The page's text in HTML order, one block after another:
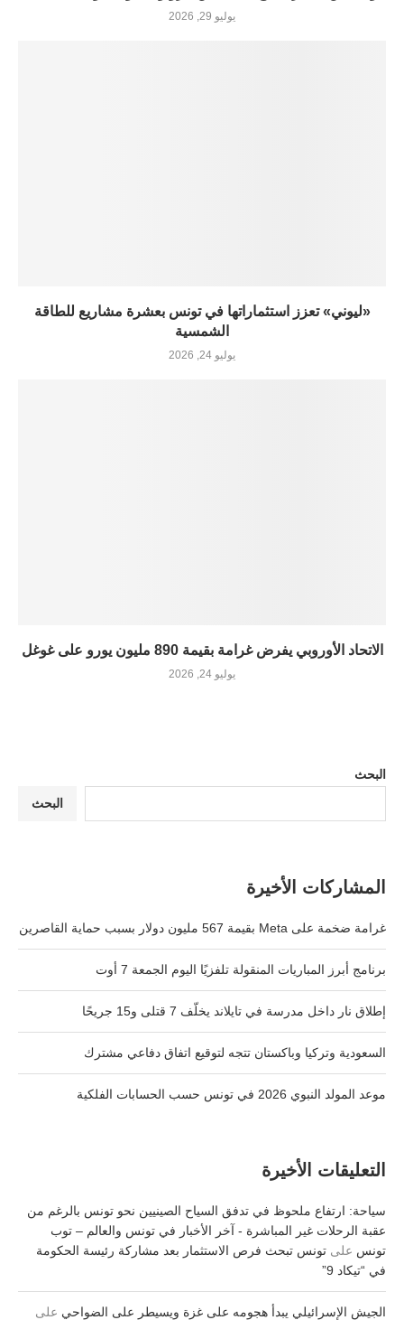
يوليو 29, 2026
«ليوني» تعزز استثماراتها في تونس بعشرة مشاريع للطاقة
الشمسية
يوليو 24, 2026
الاتحاد الأوروبي يفرض غرامة بقيمة 890 مليون يورو على غوغل
يوليو 24, 2026
البحث
البحث
المشاركات الأخيرة
غرامة ضخمة على Meta بقيمة 567 مليون دولار بسبب حماية القاصرين
برنامج أبرز المباريات المنقولة تلفزيًا اليوم الجمعة 7 أوت
إطلاق نار داخل مدرسة في تايلاند يخلّف 7 قتلى و15 جريحًا
السعودية وتركيا وباكستان تتجه لتوقيع اتفاق دفاعي مشترك
موعد المولد النبوي 2026 في تونس حسب الحسابات الفلكية
التعليقات الأخيرة
سياحة: ارتفاع ملحوظ في تدفق السياح الصينيين نحو تونس بالرغم من
عقبة الرحلات غير المباشرة - آخر الأخبار في تونس والعالم – توب
تونس على تونس تبحث فرص الاستثمار بعد مشاركة رئيسة الحكومة
في “تيكاد 9”
الجيش الإسرائيلي يبدأ هجومه على غزة ويسيطر على الضواحي على